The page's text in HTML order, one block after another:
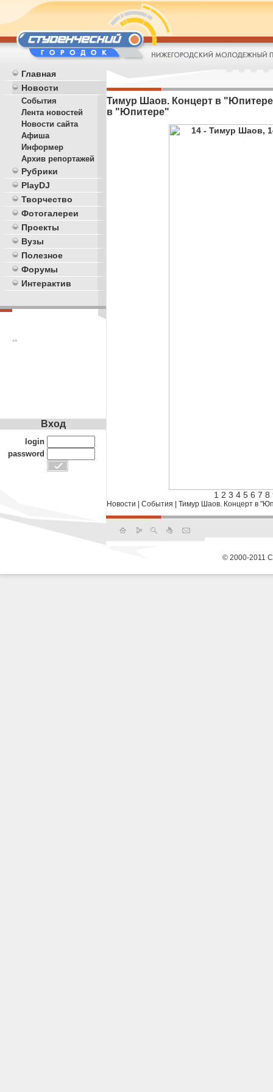
Главная
Новости
События
Лента новостей
Новости сайта
Афиша
Информер
Архив репортажей
Рубрики
PlayDJ
Творчество
Фотогалереи
Проекты
Вузы
Полезное
Форумы
Интерактив
**
Тимур Шаов. Концерт в
в "Юпитере"
1 2 3 4 5 6 7 8
Новости События Тимур Шаов. Концерт в
Вход
login
password
© 2000-2011